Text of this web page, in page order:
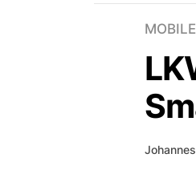
MOBILE
Johannes